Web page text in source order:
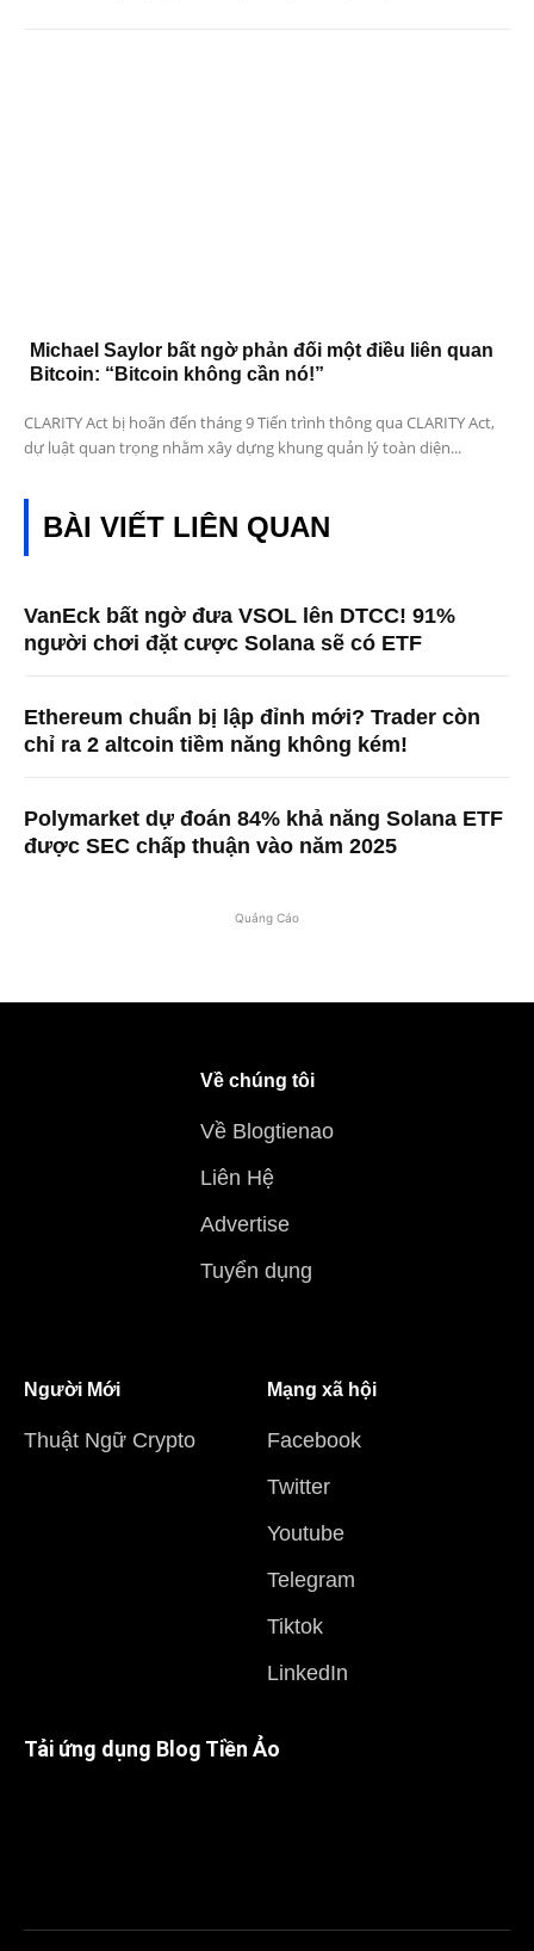
Michael Saylor bất ngờ phản đối một điều liên quan
Bitcoin: “Bitcoin không cần nó!”
CLARITY Act bị hoãn đến tháng 9 Tiến trình thông qua CLARITY Act,
dự luật quan trọng nhằm xây dựng khung quản lý toàn diện...
BÀI VIẾT LIÊN QUAN
VanEck bất ngờ đưa VSOL lên DTCC! 91%
người chơi đặt cược Solana sẽ có ETF
Ethereum chuẩn bị lập đỉnh mới? Trader còn
chỉ ra 2 altcoin tiềm năng không kém!
Polymarket dự đoán 84% khả năng Solana ETF
được SEC chấp thuận vào năm 2025
Quảng Cáo
Về chúng tôi
Về Blogtienao
Liên Hệ
Advertise
Tuyển dụng
Người Mới
Thuật Ngữ Crypto
Mạng xã hội
Facebook
Twitter
Youtube
Telegram
Tiktok
LinkedIn
Tải ứng dụng Blog Tiền Ảo